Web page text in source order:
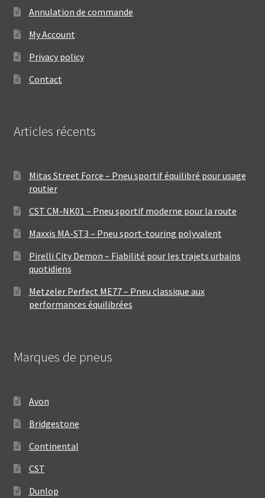
Annulation de commande
My Account
Privacy policy
Contact
Articles récents
Mitas Street Force – Pneu sportif équilibré pour usage
routier
CST CM-NK01 – Pneu sportif moderne pour la route
Maxxis MA-ST3 – Pneu sport-touring polyvalent
Pirelli City Demon – Fiabilité pour les trajets urbains
quotidiens
Metzeler Perfect ME77 – Pneu classique aux
performances équilibrées
Marques de pneus
Avon
Bridgestone
Continental
CST
Dunlop